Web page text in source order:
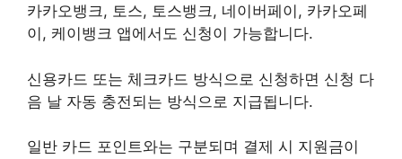
카카오뱅크, 토스, 토스뱅크, 네이버페이, 카카오페
이, 케이뱅크 앱에서도 신청이 가능합니다.
신용카드 또는 체크카드 방식으로 신청하면 신청 다
음 날 자동 충전되는 방식으로 지급됩니다.
일반 카드 포인트와는 구분되며 결제 시 지원금이